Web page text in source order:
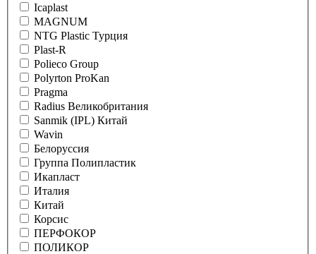
Icaplast
MAGNUM
NTG Plastic Турция
Plast-R
Polieco Group
Polyrton ProKan
Pragma
Radius Великобритания
Sanmik (IPL) Китай
Wavin
Белоруссия
Группа Полипластик
Икапласт
Италия
Китай
Корсис
ПЕРФОКОР
ПОЛИКОР